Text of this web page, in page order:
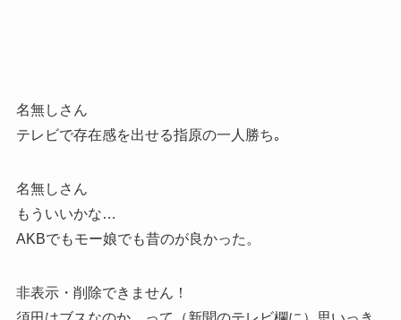
名無しさん
テレビで存在感を出せる指原の一人勝ち｡
名無しさん
もういいかな…
AKBでもモー娘でも昔のが良かった。
非表示・削除できません！